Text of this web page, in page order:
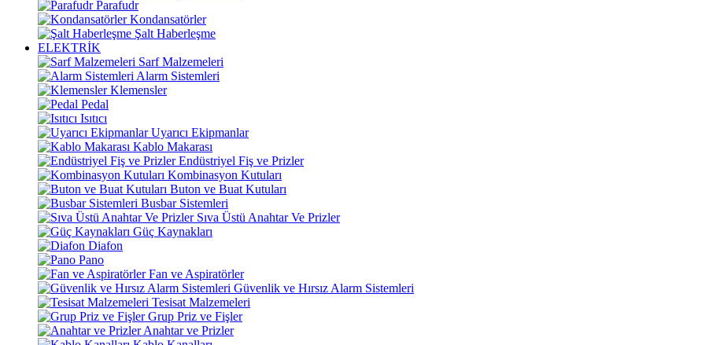
Parafudr
Kondansatörler
Şalt Haberleşme
ELEKTRİK
Sarf Malzemeleri
Alarm Sistemleri
Klemensler
Pedal
Isıtıcı
Uyarıcı Ekipmanlar
Kablo Makarası
Endüstriyel Fiş ve Prizler
Kombinasyon Kutuları
Buton ve Buat Kutuları
Busbar Sistemleri
Sıva Üstü Anahtar Ve Prizler
Güç Kaynakları
Diafon
Pano
Fan ve Aspiratörler
Güvenlik ve Hırsız Alarm Sistemleri
Tesisat Malzemeleri
Grup Priz ve Fişler
Anahtar ve Prizler